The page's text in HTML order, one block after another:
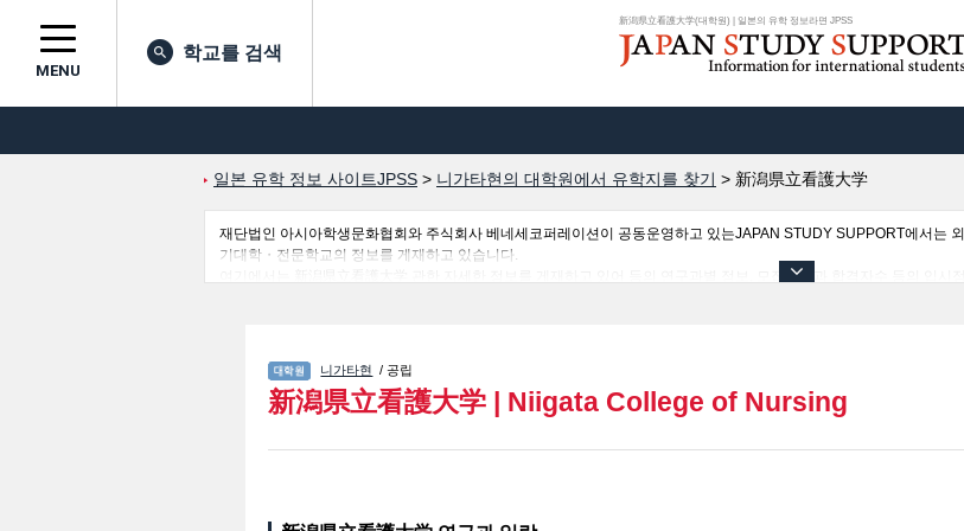
新潟県立看護大学(대학원) | 일본의 유학 정보라면 JPSS
MENU
학교를 검색
일본 유학 정보 사이트JPSS > 니가타현의 대학원에서 유학지를 찾기 > 新潟県立看護大学
재단법인 아시아학생문화협회와 주식회사 베네세코퍼레이션이 공동운영하고 있는JAPAN STUDY SUPPORT에서는
기대학・전문학교의 정보를 게재하고 있습니다.
여기에서는 新潟県立看護大学 관한 자세한 정보를 게재하고 있어 등의 연구과별 정보, 모집정원과 합격자수 등의 입시
니가타현 / 공립
新潟県立看護大学 | Niigata College of Nursing